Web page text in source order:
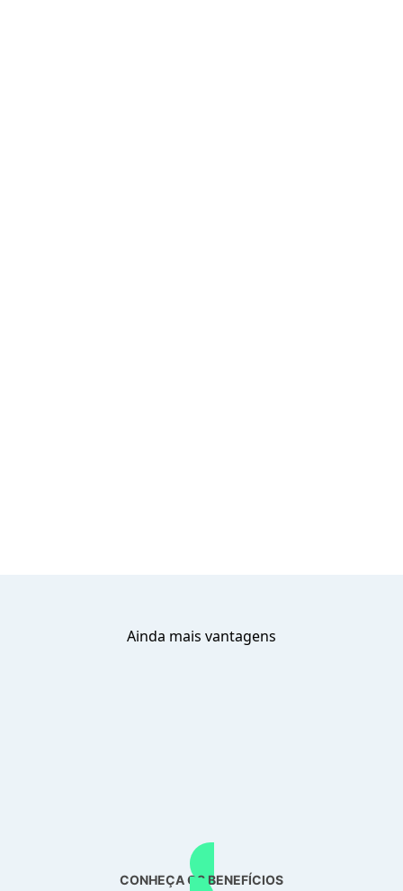
Ainda mais vantagens
CONHEÇA OS BENEFÍCIOS